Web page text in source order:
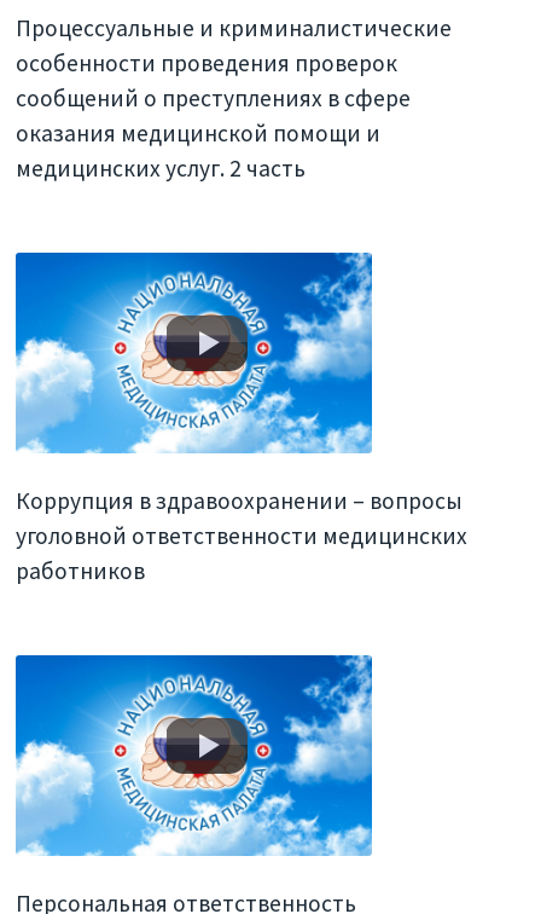
Процессуальные и криминалистические
особенности проведения проверок
сообщений о преступлениях в сфере
оказания медицинской помощи и
медицинских услуг. 2 часть
Коррупция в здравоохранении – вопросы
уголовной ответственности медицинских
работников
Персональная ответственность